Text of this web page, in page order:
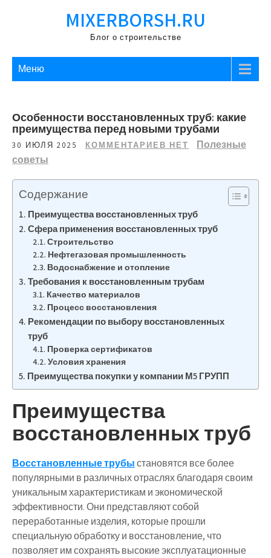
MIXERBORSH.RU
Блог о строительстве
Меню
Особенности восстановленных труб: какие
преимущества перед новыми трубами
30 ИЮЛЯ 2025 КОММЕНТАРИЕВ НЕТ
Полезные
советы
Содержание
Преимущества восстановленных труб
Сфера применения восстановленных труб
Строительство
Нефтегазовая промышленность
Водоснабжение и отопление
Требования к восстановленным трубам
Качество материалов
Процесс восстановления
Рекомендации по выбору восстановленных
труб
Проверка сертификатов
Условия хранения
Преимущества покупки у компании М5 ГРУПП
Преимущества
восстановленных труб
Восстановленные трубыстановятся все более
популярными в различных отраслях благодаря своим
уникальным характеристикам и экономической
эффективности. Они представляют собой
переработанные изделия, которые прошли
специальную обработку и восстановление, что
позволяет им сохранять высокие эксплуатационные